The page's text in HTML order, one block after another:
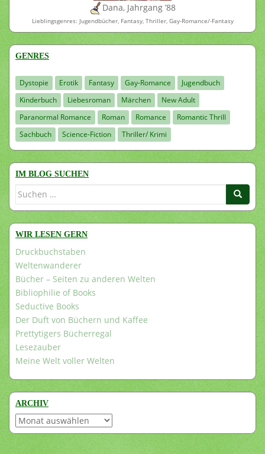
Dana, Jahrgang ’88
Lieblingsgenres: Jugendbücher, Fantasy, Thriller, Gay-Romance/-Fantasy
GENRES
Dystopie Erotik Fantasy Gay-Romance
Jugendbuch
Kinderbuch
Liebesroman Märchen
New Adult
Paranormal Romance
Roman Romance
Romantic Thrill
Sachbuch
Science-Fiction Thriller/ Krimi
IM BLOG SUCHEN
Suchen
WIR LESEN GERN
Druckbuchstaben
Weltenwanderer
Bücher – Seiten zu anderen Welten
Bibliophilie of Books
Seductive Books
Der Duft von Büchern und Kaffee
Prettytigers Bücherregal
Lesezauber
Meine Welt voller Welten
ARCHIV
Archiv